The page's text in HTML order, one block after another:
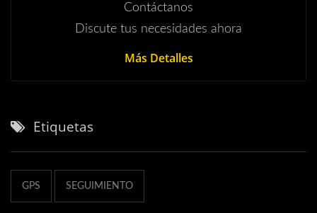
Contáctanos
Discute tus necesidades ahora
Más Detalles
Etiquetas
GPS SEGUIMIENTO